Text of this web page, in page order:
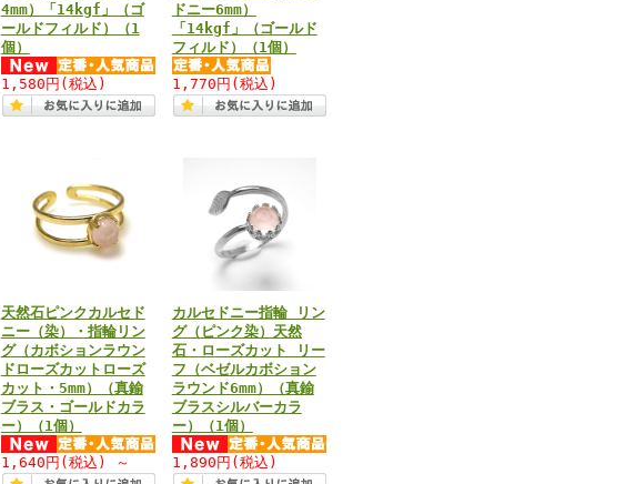
4mm）「14kgf」（ゴ
ールドフィルド）（1
個）
1,580円 (税込)
ドニー6mm）
「14kgf」（ゴールド
フィルド）（1個）
1,770円 (税込)
天然石ピンクカルセド
ニー（染）・指輪リン
グ（カボションラウン
ドローズカットローズ
カット・5mm）（真鍮
ブラス・ゴールドカラ
ー）（1個）
1,640円 (税込) ～
カルセドニー指輪 リン
グ（ピンク染）天然
石・ローズカット リー
フ（ベゼルカボション
ラウンド6mm）（真鍮
ブラスシルバーカラ
ー）（1個）
1,890円 (税込)